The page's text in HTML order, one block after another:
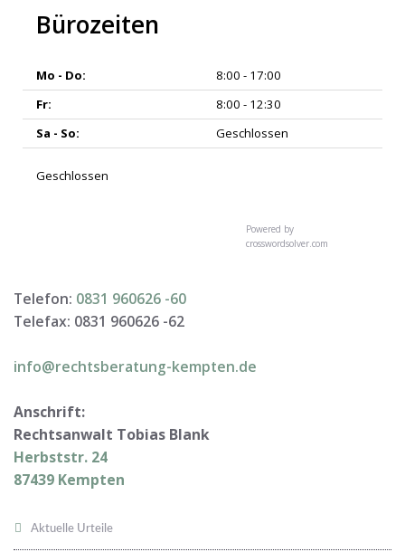
Bürozeiten
Mo - Do:
8:00 - 17:00
Fr:
8:00 - 12:30
Sa - So:
Geschlossen
Geschlossen
Powered by
crosswordsolver.com
Telefon: 0831 960626 -60
Telefax: 0831 960626 -62
info@rechtsberatung-kempten.de
Anschrift:
Rechtsanwalt Tobias Blank
Herbststr. 24
87439 Kempten
Aktuelle Urteile